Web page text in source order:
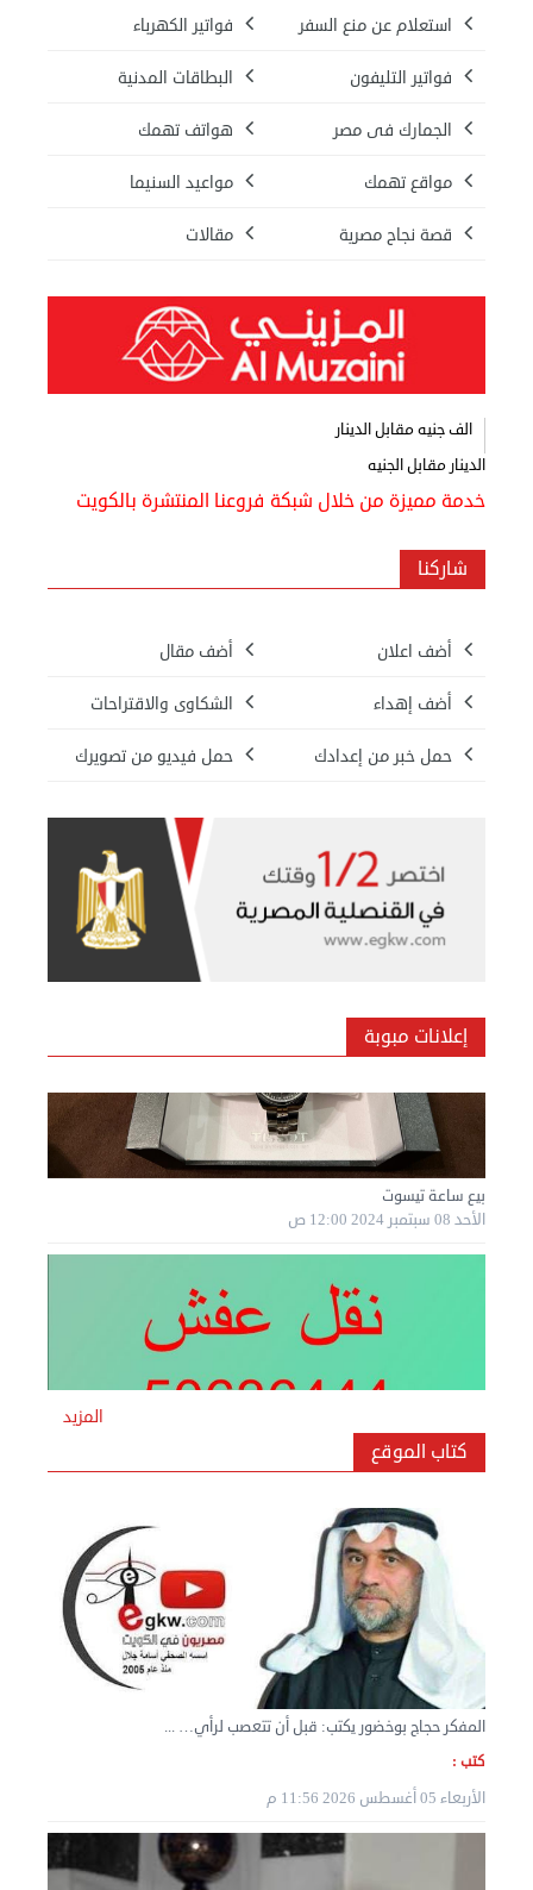
استعلام عن منع السفر فواتير الكهرباء
فواتير التليفون البطاقات المدنية
الجمارك فى مصر هواتف تهمك
مواقع تهمك مواعيد السنيما
قصة نجاح مصرية مقالات
الف جنيه مقابل الدينار
الدينار مقابل الجنيه
خدمة مميزة من خلال شبكة فروعنا المنتشرة بالكويت
شاركنا
أضف اعلان أضف مقال
أضف إهداء الشكاوى والاقتراحات
حمل خبر من إعدادك حمل فيديو من تصويرك
إعلانات مبوبة
بيع ساعة تيسوت
المزيد
كتاب الموقع
المفكر حجاج بوخضور يكتب: قبل أن تتعصب لرأي… ...
كتب :
الأربعاء 05 أغسطس 2026 11:56 م